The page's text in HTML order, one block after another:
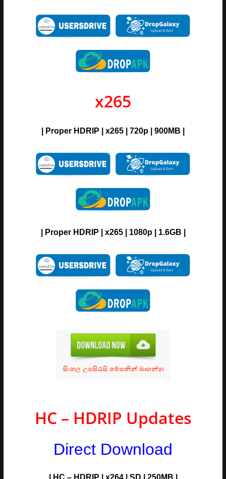
x265
| Proper HDRIP | x265 | 720p | 900MB |
| Proper HDRIP | x265 | 1080p | 1.6GB |
HC – HDRIP Updates
Direct Download